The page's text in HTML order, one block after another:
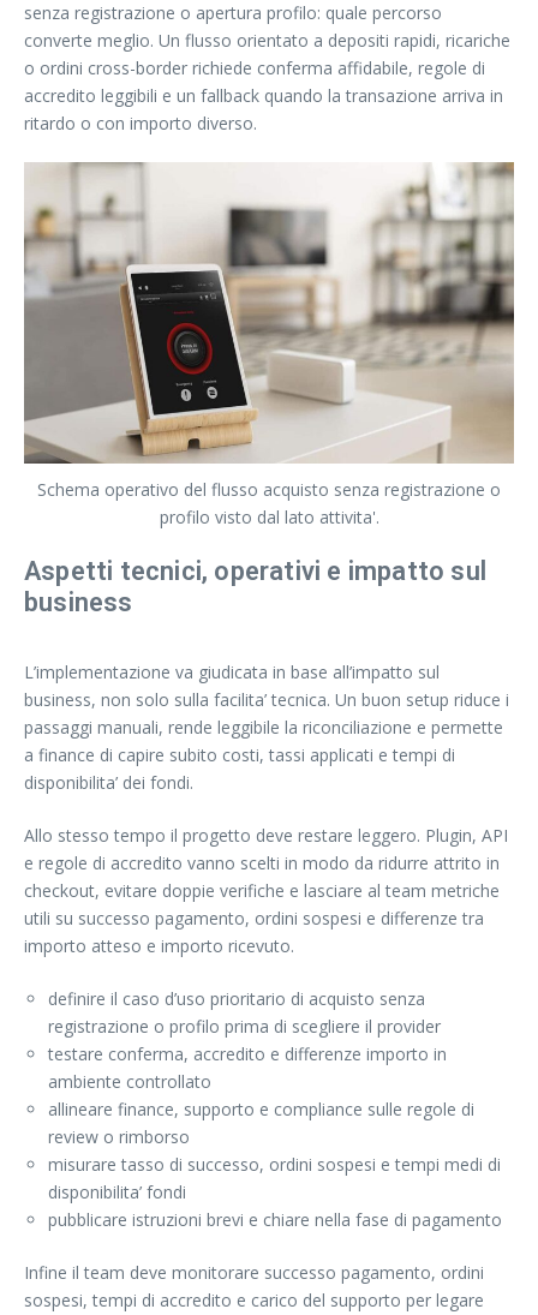
senza registrazione o apertura profilo: quale percorso
converte meglio. Un flusso orientato a depositi rapidi, ricariche
o ordini cross-border richiede conferma affidabile, regole di
accredito leggibili e un fallback quando la transazione arriva in
ritardo o con importo diverso.
Schema operativo del flusso acquisto senza registrazione o
profilo visto dal lato attivita'.
Aspetti tecnici, operativi e impatto sul
business
L’implementazione va giudicata in base all’impatto sul
business, non solo sulla facilita’ tecnica. Un buon setup riduce i
passaggi manuali, rende leggibile la riconciliazione e permette
a finance di capire subito costi, tassi applicati e tempi di
disponibilita’ dei fondi.
Allo stesso tempo il progetto deve restare leggero. Plugin, API
e regole di accredito vanno scelti in modo da ridurre attrito in
checkout, evitare doppie verifiche e lasciare al team metriche
utili su successo pagamento, ordini sospesi e differenze tra
importo atteso e importo ricevuto.
definire il caso d’uso prioritario di acquisto senza
registrazione o profilo prima di scegliere il provider
testare conferma, accredito e differenze importo in
ambiente controllato
allineare finance, supporto e compliance sulle regole di
review o rimborso
misurare tasso di successo, ordini sospesi e tempi medi di
disponibilita’ fondi
pubblicare istruzioni brevi e chiare nella fase di pagamento
Infine il team deve monitorare successo pagamento, ordini
sospesi, tempi di accredito e carico del supporto per legare